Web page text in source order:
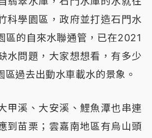
科學園區，政府並打造石門水
區的自來水聯通管，已在2021
水問題，大家想想看，有多少
區過去出動水車載水的景象。
甲溪、大安溪、鯉魚潭也串連
到苗栗；雲嘉南地區有烏山頭